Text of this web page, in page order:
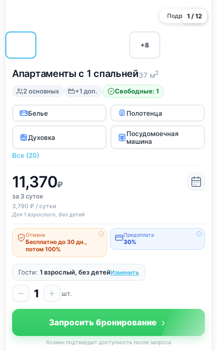
Подробнее
1 / 12
+8
Апартаменты с 1 спальней37 м2
2 основных +1 доп. Свободные: 1
Белье Полотенца
Духовка
Посудомоечная
машина
Все (20)
11,370₽
за 3суток
3,790 ₽ / сутки
Для 1 взрослого, без детей
Отмена
Бесплатно до 30 дн.,
потом 100%
Предоплата
30%
Гости: 1 взрослый, без детейИзменить
1 шт.
Запросить бронирование
Хозяин подтвердит доступность после запроса